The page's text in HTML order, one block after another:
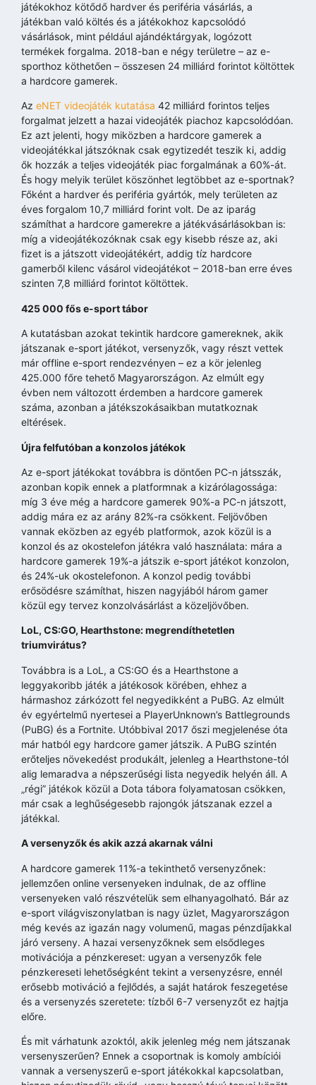
játékokhoz kötődő hardver és periféria vásárlás, a
játékban való költés és a játékokhoz kapcsolódó
vásárlások, mint például ajándéktárgyak, logózott
termékek forgalma. 2018-ban e négy területre – az e-
sporthoz köthetően – összesen 24 milliárd forintot költöttek
a hardcore gamerek.
Az eNET videojáték kutatása 42 milliárd forintos teljes
forgalmat jelzett a hazai videojáték piachoz kapcsolódóan.
Ez azt jelenti, hogy miközben a hardcore gamerek a
videojátékkal játszóknak csak egytizedét teszik ki, addig
ők hozzák a teljes videojáték piac forgalmának a 60%-át.
És hogy melyik terület köszönhet legtöbbet az e-sportnak?
Főként a hardver és periféria gyártók, mely területen az
éves forgalom 10,7 milliárd forint volt. De az iparág
számíthat a hardcore gamerekre a játékvásárlásokban is:
míg a videojátékozóknak csak egy kisebb része az, aki
fizet is a játszott videojátékért, addig tíz hardcore
gamerből kilenc vásárol videojátékot – 2018-ban erre éves
szinten 7,8 milliárd forintot költöttek.
425 000 fős e-sport tábor
A kutatásban azokat tekintik hardcore gamereknek, akik
játszanak e-sport játékot, versenyzők, vagy részt vettek
már offline e-sport rendezvényen – ez a kör jelenleg
425.000 főre tehető Magyarországon. Az elmúlt egy
évben nem változott érdemben a hardcore gamerek
száma, azonban a játékszokásaikban mutatkoznak
eltérések.
Újra felfutóban a konzolos játékok
Az e-sport játékokat továbbra is döntően PC-n játsszák,
azonban kopik ennek a platformnak a kizárólagossága:
míg 3 éve még a hardcore gamerek 90%-a PC-n játszott,
addig mára ez az arány 82%-ra csökkent. Feljövőben
vannak eközben az egyéb platformok, azok közül is a
konzol és az okostelefon játékra való használata: mára a
hardcore gamerek 19%-a játszik e-sport játékot konzolon,
és 24%-uk okostelefonon. A konzol pedig további
erősödésre számíthat, hiszen nagyjából három gamer
közül egy tervez konzolvásárlást a közeljövőben.
LoL, CS:GO, Hearthstone: megrendíthetetlen
triumvirátus?
Továbbra is a LoL, a CS:GO és a Hearthstone a
leggyakoribb játék a játékosok körében, ehhez a
hármashoz zárkózott fel negyedikként a PuBG. Az elmúlt
év egyértelmű nyertesei a PlayerUnknown’s Battlegrounds
(PuBG) és a Fortnite. Utóbbival 2017 őszi megjelenése óta
már hatból egy hardcore gamer játszik. A PuBG szintén
erőteljes növekedést produkált, jelenleg a Hearthstone-tól
alig lemaradva a népszerűségi lista negyedik helyén áll. A
„régi” játékok közül a Dota tábora folyamatosan csökken,
már csak a leghűségesebb rajongók játszanak ezzel a
játékkal.
A versenyzők és akik azzá akarnak válni
A hardcore gamerek 11%-a tekinthető versenyzőnek:
jellemzően online versenyeken indulnak, de az offline
versenyeken való részvételük sem elhanyagolható. Bár az
e-sport világviszonylatban is nagy üzlet, Magyarországon
még kevés az igazán nagy volumenű, magas pénzdíjakkal
járó verseny. A hazai versenyzőknek sem elsődleges
motivációja a pénzkereset: ugyan a versenyzők fele
pénzkereseti lehetőségként tekint a versenyzésre, ennél
erősebb motiváció a fejlődés, a saját határok feszegetése
és a versenyzés szeretete: tízből 6-7 versenyzőt ez hajtja
előre.
És mit várhatunk azoktól, akik jelenleg még nem játszanak
versenyszerűen? Ennek a csoportnak is komoly ambíciói
vannak a versenyszerű e-sport játékokkal kapcsolatban,